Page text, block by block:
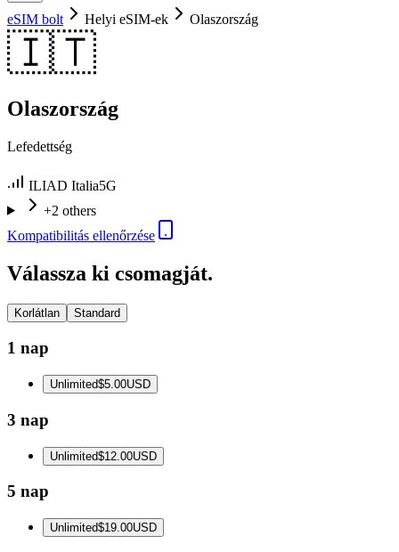
eSIM bolt Helyi eSIM-ek Olaszország
🇮🇹
Olaszország
Lefedettség
ILIAD Italia5G
+2 others
Kompatibilitás ellenőrzése
Válassza ki csomagját.
Korlátlan Standard
1 nap
Unlimited$5.00USD
3 nap
Unlimited$12.00USD
5 nap
Unlimited$19.00USD